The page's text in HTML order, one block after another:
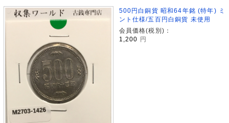
500円白銅貨 昭和64年銘 (特年) ミ
ント仕様/五百円白銅貨 未使用
会員価格(税別)：
1,200 円